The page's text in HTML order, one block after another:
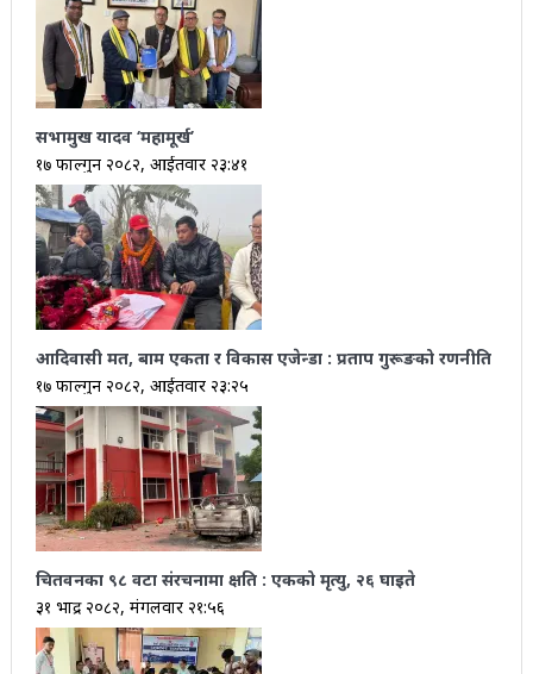
सभामुख यादव ‘महामूर्ख’
१७ फाल्गुन २०८२, आईतवार २३:४१
आदिवासी मत, बाम एकता र विकास एजेन्डा : प्रताप गुरूङको रणनीति
१७ फाल्गुन २०८२, आईतवार २३:२५
चितवनका ९८ वटा संरचनामा क्षति : एकको मृत्यु, २६ घाइते
३१ भाद्र २०८२, मंगलवार २१:५६